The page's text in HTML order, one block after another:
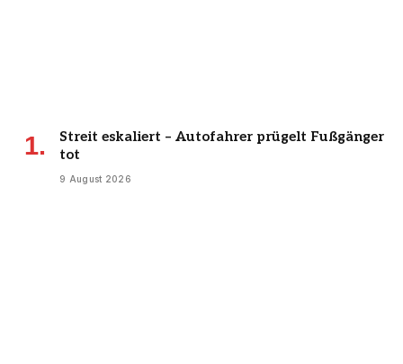
Streit eskaliert – Autofahrer prügelt Fußgänger
tot
9 August 2026